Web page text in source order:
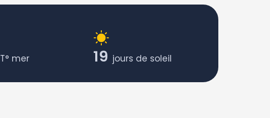
T° mer 19 jours de soleil